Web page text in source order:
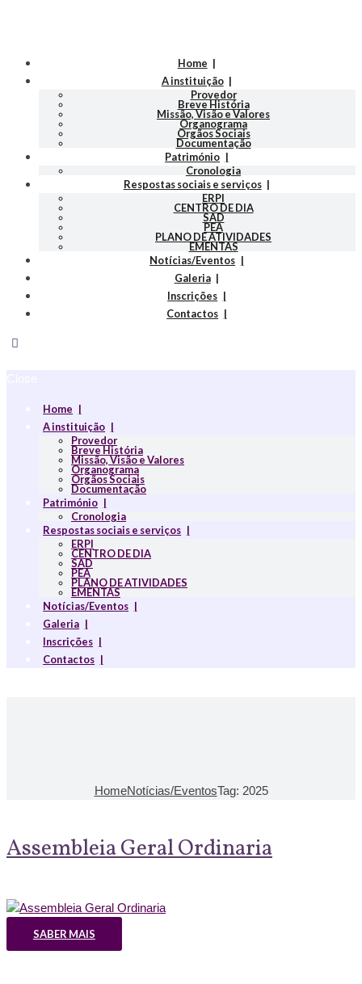
Home
A instituição
Provedor
Breve História
Missão, Visão e Valores
Organograma
Orgãos Sociais
Documentação
Património
Cronologia
Respostas sociais e serviços
ERPI
CENTRO DE DIA
SAD
PEA
PLANO DE ATIVIDADES
EMENTAS
Notícias/Eventos
Galeria
Inscrições
Contactos
Home
A instituição
Provedor
Breve História
Missão, Visão e Valores
Organograma
Orgãos Sociais
Documentação
Património
Cronologia
Respostas sociais e serviços
ERPI
CENTRO DE DIA
SAD
PEA
PLANO DE ATIVIDADES
EMENTAS
Notícias/Eventos
Galeria
Inscrições
Contactos
HomeNotícias/EventosTag: 2025
Assembleia Geral Ordinaria
SABER MAIS